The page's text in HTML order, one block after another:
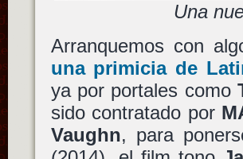
Una
Arranquemos con
una primicia de
ya por portales como
sido contratado por
Vaughn, para